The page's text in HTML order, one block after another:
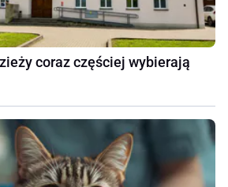
coraz częściej wybierają